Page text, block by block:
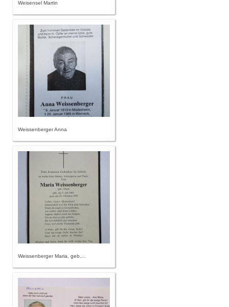
Weisensel Martin
Weissenberger Anna
Weissenberger Maria, geb....